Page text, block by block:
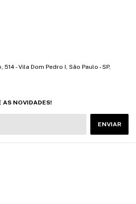
- Vila Dom Pedro I, São Paulo - SP,
AS NOVIDADES!